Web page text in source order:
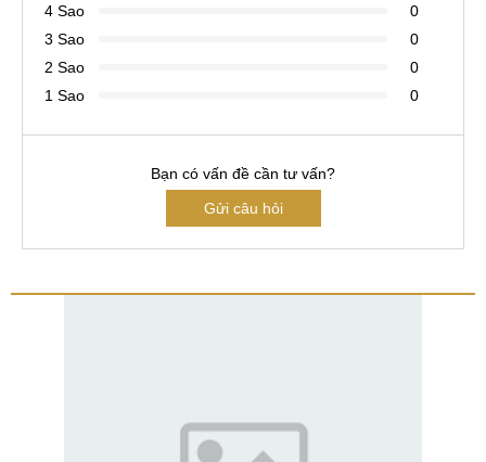
4 Sao
0
3 Sao
0
2 Sao
0
1 Sao
0
Bạn có vấn đề cần tư vấn?
Gửi câu hỏi